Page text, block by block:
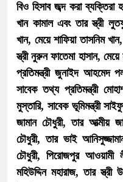
বিও হিসাব জব্দ করা ব্যক্তিরা
খান কামাল এবং তার স্ত্রী
খান, মেয়ে শাফিয়া তাসনিম
স্ত্রী নুরুন ফাতেমা হাসান,
প্রতিমন্ত্রী জুনাইদ আহমেদ
সাবেক তথ্য প্রতিমন্ত্রী
মুস্তারি, সাবেক ভূমিমন্ত্রী
জামান চৌধুরী, তার আত্মীয়
চৌধুরী, তার ভাই
চৌধুরী, পিরোজপুর
মহিউদ্দিন মহারাজ, তার